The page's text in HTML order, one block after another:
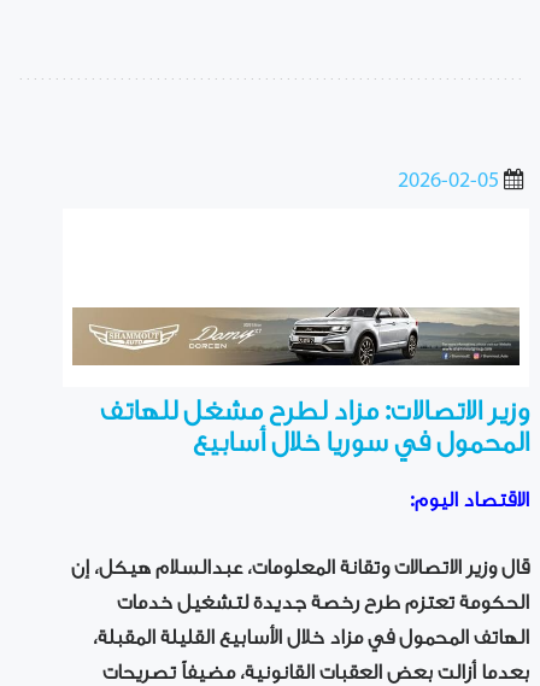
2026-02-05
وزير الاتصالات: مزاد لطرح مشغل للهاتف
المحمول في سوريا خلال أسابيع
الاقتصاد اليوم:
قال وزير الاتصالات وتقانة المعلومات، عبدالسلام هيكل، إن
الحكومة تعتزم طرح رخصة جديدة لتشغيل خدمات
الهاتف المحمول في مزاد خلال الأسابيع القليلة المقبلة،
بعدما أزالت بعض العقبات القانونية، مضيفاً تصريحات